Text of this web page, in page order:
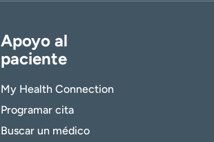
Apoyo al
paciente
My Health Connection
Programar cita
Buscar un médico